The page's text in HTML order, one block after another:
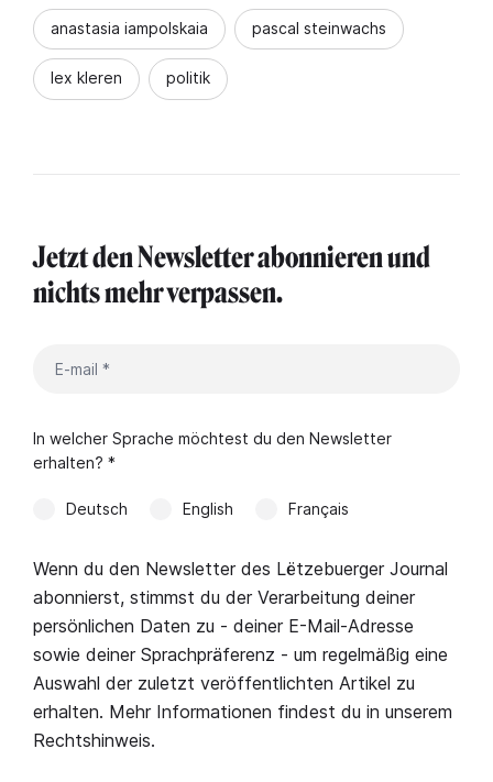
anastasia iampolskaia pascal steinwachs
lex kleren politik
Jetzt den Newsletter abonnieren und
nichts mehr verpassen.
In welcher Sprache möchtest du den Newsletter
erhalten? *
Deutsch English Français
Wenn du den Newsletter des Lëtzebuerger Journal
abonnierst, stimmst du der Verarbeitung deiner
persönlichen Daten zu - deiner E-Mail-Adresse
sowie deiner Sprachpräferenz - um regelmäßig eine
Auswahl der zuletzt veröffentlichten Artikel zu
erhalten. Mehr Informationen findest du in unserem
Rechtshinweis.